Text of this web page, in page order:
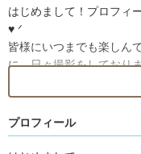
はじめまして！プロフィ
♥︎ ᐟ
皆様にいつまでも楽しん
に、日々撮影をしており
★ maternity ★
プロフィール